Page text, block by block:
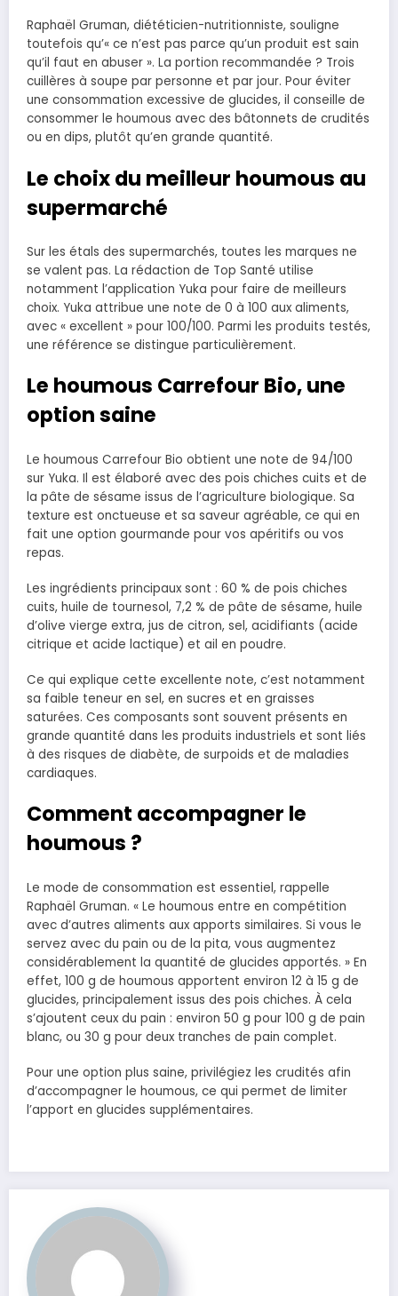
Raphaël Gruman, diététicien-nutritionniste, souligne
toutefois qu’« ce n’est pas parce qu’un produit est sain
qu’il faut en abuser ». La portion recommandée ? Trois
cuillères à soupe par personne et par jour. Pour éviter
une consommation excessive de glucides, il conseille de
consommer le houmous avec des bâtonnets de crudités
ou en dips, plutôt qu’en grande quantité.
Le choix du meilleur houmous au
supermarché
Sur les étals des supermarchés, toutes les marques ne
se valent pas. La rédaction de Top Santé utilise
notamment l’application Yuka pour faire de meilleurs
choix. Yuka attribue une note de 0 à 100 aux aliments,
avec « excellent » pour 100/100. Parmi les produits testés,
une référence se distingue particulièrement.
Le houmous Carrefour Bio, une
option saine
Le houmous Carrefour Bio obtient une note de 94/100
sur Yuka. Il est élaboré avec des pois chiches cuits et de
la pâte de sésame issus de l’agriculture biologique. Sa
texture est onctueuse et sa saveur agréable, ce qui en
fait une option gourmande pour vos apéritifs ou vos
repas.
Les ingrédients principaux sont : 60 % de pois chiches
cuits, huile de tournesol, 7,2 % de pâte de sésame, huile
d’olive vierge extra, jus de citron, sel, acidifiants (acide
citrique et acide lactique) et ail en poudre.
Ce qui explique cette excellente note, c’est notamment
sa faible teneur en sel, en sucres et en graisses
saturées. Ces composants sont souvent présents en
grande quantité dans les produits industriels et sont liés
à des risques de diabète, de surpoids et de maladies
cardiaques.
Comment accompagner le
houmous ?
Le mode de consommation est essentiel, rappelle
Raphaël Gruman. « Le houmous entre en compétition
avec d’autres aliments aux apports similaires. Si vous le
servez avec du pain ou de la pita, vous augmentez
considérablement la quantité de glucides apportés. » En
effet, 100 g de houmous apportent environ 12 à 15 g de
glucides, principalement issus des pois chiches. À cela
s’ajoutent ceux du pain : environ 50 g pour 100 g de pain
blanc, ou 30 g pour deux tranches de pain complet.
Pour une option plus saine, privilégiez les crudités afin
d’accompagner le houmous, ce qui permet de limiter
l’apport en glucides supplémentaires.